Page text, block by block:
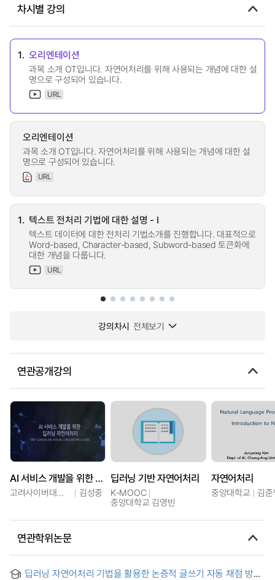
차시별 강의
1. 오리엔테이션
과목 소개 OT입니다. 자연어처리를 위해 사용되는 개념에 대한 설
명으로 구성되어 있습니다.
URL
오리엔테이션
과목 소개 OT입니다. 자연어처리를 위해 사용되는 개념에 대한 설
명으로 구성되어 있습니다.
URL
1. 텍스트 전처리 기법에 대한 설명 - I
텍스트 데이터에 대한 전처리 기법소개를 진행합니다. 대표적으로
Word-based, Character-based, Subword-based 토큰화에
대한 개념을 다룹니다.
URL
강의차시 전체보기
연관공개강의
AI 서비스 개발을 위한 딥러닝 자연어처리
고려사이버대학교 김성중
딥러닝 기반 자연어처리
K-MOOC
중앙대학교 김영빈
자연어처리
중앙대학교 김
연관학위논문
딥러닝 자연어처리 기법을 활용한 논증적 글쓰기 자동 채점 방안